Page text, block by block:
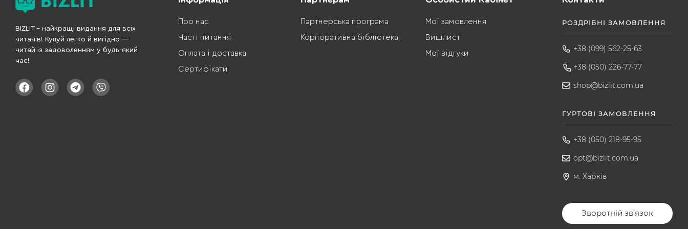
BIZLIT – найкращі видання для всіх
читачів! Купуй легко й вигідно —
читай із задоволенням у будь-який
час!
Про нас
Часті питання
Оплата і доставка
Сертифікати
Партнерська програма
Корпоративна бібліотека
Мої замовлення
Вишлист
Мої відгуки
РОЗДРІБНІ ЗАМОВЛЕННЯ
+38 (099) 562-25-63
+38 (050) 226-77-77
shop@bizlit.com.ua
ГУРТОВІ ЗАМОВЛЕННЯ
+38 (050) 218-95-95
opt@bizlit.com.ua
м. Харків
Зворотній зв'язок